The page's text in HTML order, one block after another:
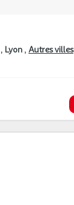
Lyon Autres villes